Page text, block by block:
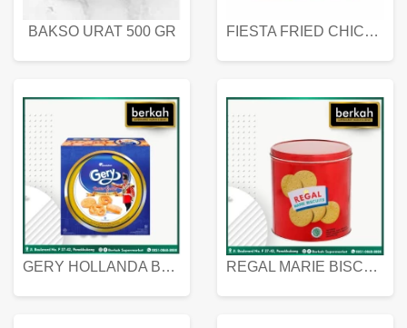
BAKSO URAT 500 GR FIESTA FRIED CHICKEN 500 GR
GERY HOLLANDA BUTTER COOKIES 450 GRAM REGAL MARIE BISCUIT KALENG 550 GRAM